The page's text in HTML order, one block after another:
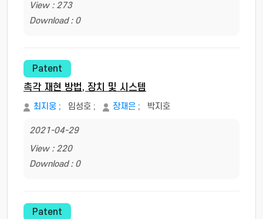
View : 273
Download : 0
Patent
촉각 재현 방법, 장치 및 시스템
최지웅 ; 임성호 ; 장재은 ; 박지호
2021-04-29
View : 220
Download : 0
Patent